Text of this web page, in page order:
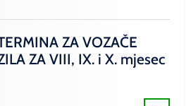
ZA VOZAČE
ZA VIII, IX. i X. mjesec